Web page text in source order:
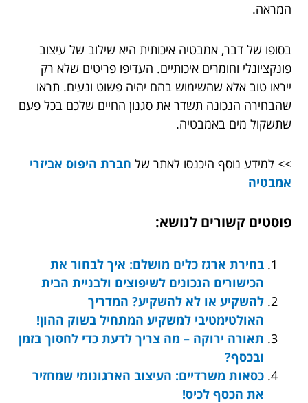
המראה.
בסופו של דבר, אמבטיה איכותית היא שילוב של עיצוב
פונקציונלי וחומרים איכותיים. העדיפו פריטים שלא רק
ייראו טוב אלא שהשימוש בהם יהיה פשוט ונעים. תראו
שהבחירה הנכונה תשדר את סגנון החיים שלכם בכל פעם
שתשקול מים באמבטיה.
>> למידע נוסף היכנסו לאתר של חברת היפוס אביזרי
אמבטיה
פוסטים קשורים לנושא:
בחירת ארגז כלים מושלם: איך לבחור את
הכישורים הנכונים לשיפוצים ולבניית הבית
להשקיע או לא להשקיע? המדריך
האולטימטיבי למשקיע המתחיל בשוק ההון!
תאורה ירוקה – מה צריך לדעת כדי לחסוך בזמן
ובכסף?
כסאות משרדיים: העיצוב הארגונומי שמחזיר
את הכסף לכיס!